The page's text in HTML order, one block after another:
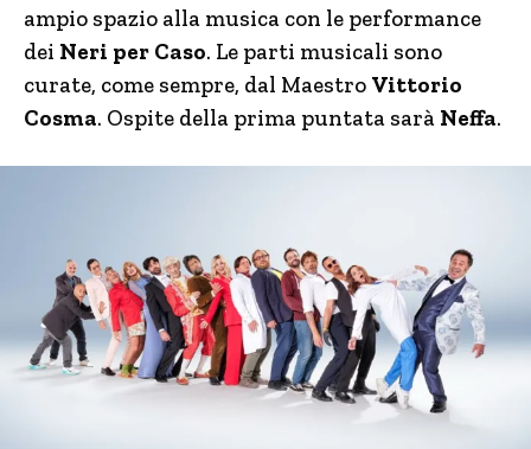
ampio spazio alla musica con le performance
dei Neri per Caso. Le parti musicali sono
curate, come sempre, dal Maestro Vittorio
Cosma. Ospite della prima puntata sarà Neffa.